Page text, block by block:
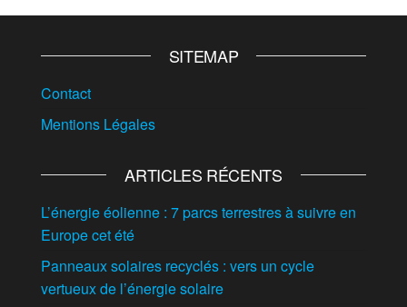
SITEMAP
Contact
Mentions Légales
ARTICLES RÉCENTS
L’énergie éolienne : 7 parcs terrestres à suivre en
Europe cet été
Panneaux solaires recyclés : vers un cycle
vertueux de l’énergie solaire